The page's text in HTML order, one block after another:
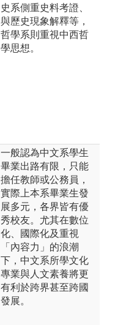
史系側重史料考證、
與歷史現象解釋等，
哲學系則重視中西哲
學思想。
一般認為中文系學生
畢業出路有限，只能
擔任教師或公務員，
實際上本系畢業生發
展多元，各界皆有優
秀校友。尤其在數位
化、國際化及重視
「內容力」的浪潮
下，中文系所學文化
專業與人文素養將更
有利於跨界甚至跨國
發展。